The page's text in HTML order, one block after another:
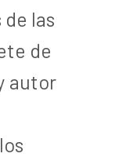
las
de
autor